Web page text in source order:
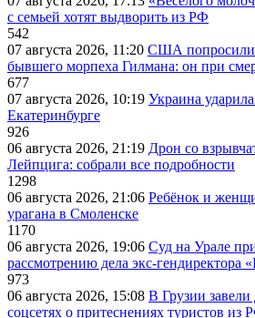
с семьей хотят выдворить из РФ
542
07 августа 2026, 11:20 США попросили
бывшего морпеха Гилмана: он при
677
07 августа 2026, 10:19 Украина
Екатеринбурге
926
06 августа 2026, 21:19 Дрон со
Лейпцига: собрали все подробности
1298
06 августа 2026, 21:06 Ребёнок и
урагана в Смоленске
1170
06 августа 2026, 19:06 Суд на Урале
рассмотрению дела экс-
973
06 августа 2026, 15:08 В Грузии завели
соцсетях о притеснениях туристов из